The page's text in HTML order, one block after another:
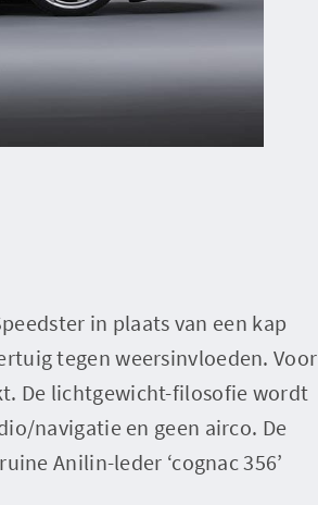
in plaats van een kap
tegen weersinvloeden. Voor
De lichtgewicht-filosofie wordt
navigatie en geen airco. De
Anilin-leder ‘cognac 356’